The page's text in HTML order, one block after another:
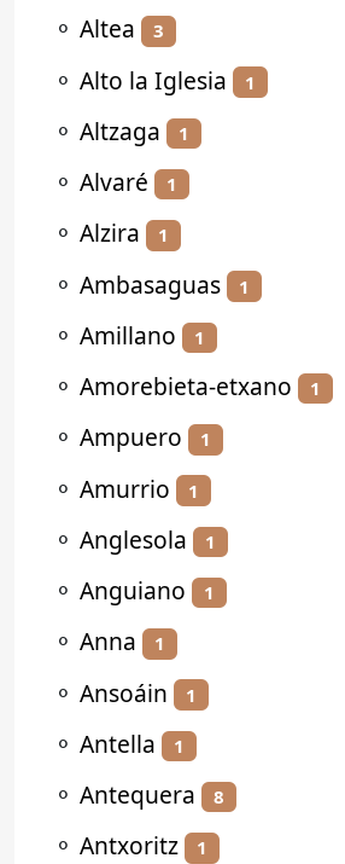
⚬ Altea 3
⚬ Alto la Iglesia 1
⚬ Altzaga 1
⚬ Alvaré 1
⚬ Alzira 1
⚬ Ambasaguas 1
⚬ Amillano 1
⚬ Amorebieta-etxano 1
⚬ Ampuero 1
⚬ Amurrio 1
⚬ Anglesola 1
⚬ Anguiano 1
⚬ Anna 1
⚬ Ansoáin 1
⚬ Antella 1
⚬ Antequera 8
⚬ Antxoritz 1